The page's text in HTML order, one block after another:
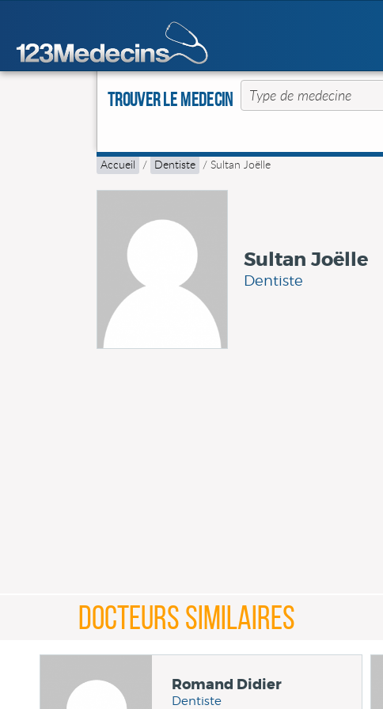
Trouver le Medecin
Accueil / Dentiste / Sultan Joëlle
Sultan Joëlle
Dentiste
DOCTEURS SIMILAIRES
Romand Didier
Dentiste